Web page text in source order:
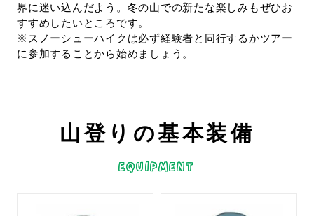
界に迷い込んだよう。冬の山での新たな楽しみもぜひお
すすめしたいところです。
※スノーシューハイクは必ず経験者と同行するかツアー
に参加することから始めましょう。
山登りの基本装備
EQUIPMENT